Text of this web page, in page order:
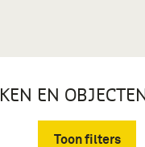
EN
Toon filters